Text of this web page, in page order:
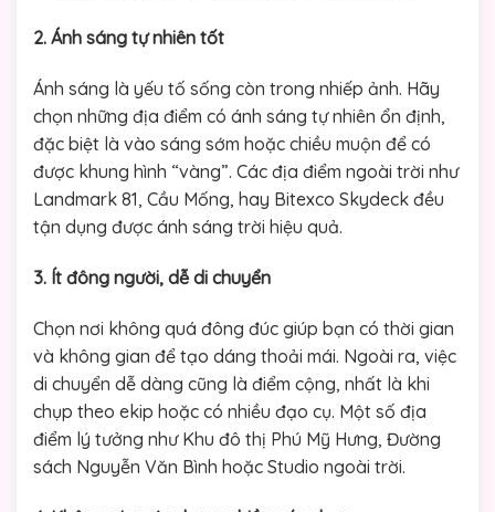
2. Ánh sáng tự nhiên tốt
Ánh sáng là yếu tố sống còn trong nhiếp ảnh. Hãy
chọn những địa điểm có ánh sáng tự nhiên ổn định,
đặc biệt là vào sáng sớm hoặc chiều muộn để có
được khung hình “vàng”. Các địa điểm ngoài trời như
Landmark 81, Cầu Mống, hay Bitexco Skydeck đều
tận dụng được ánh sáng trời hiệu quả.
3. Ít đông người, dễ di chuyển
Chọn nơi không quá đông đúc giúp bạn có thời gian
và không gian để tạo dáng thoải mái. Ngoài ra, việc
di chuyển dễ dàng cũng là điểm cộng, nhất là khi
chụp theo ekip hoặc có nhiều đạo cụ. Một số địa
điểm lý tưởng như Khu đô thị Phú Mỹ Hưng, Đường
sách Nguyễn Văn Bình hoặc Studio ngoài trời.